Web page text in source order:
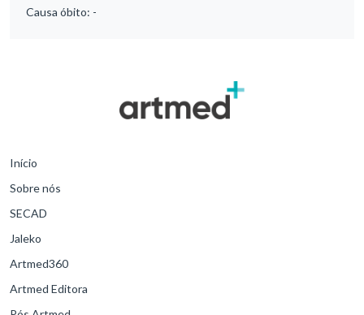
Causa óbito: -
Início
Sobre nós
SECAD
Jaleko
Artmed360
Artmed Editora